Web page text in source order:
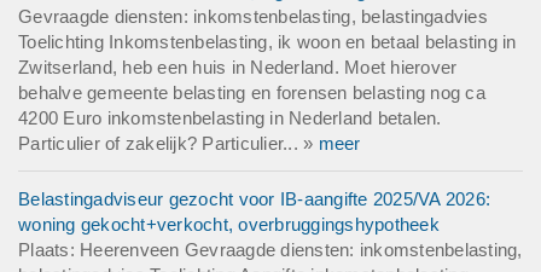
Gevraagde diensten: inkomstenbelasting, belastingadvies
Toelichting Inkomstenbelasting, ik woon en betaal belasting in
Zwitserland, heb een huis in Nederland. Moet hierover
behalve gemeente belasting en forensen belasting nog ca
4200 Euro inkomstenbelasting in Nederland betalen.
Particulier of zakelijk? Particulier... » meer
Belastingadviseur gezocht voor IB-aangifte 2025/VA 2026:
woning gekocht+verkocht, overbruggingshypotheek
Plaats: Heerenveen Gevraagde diensten: inkomstenbelasting,